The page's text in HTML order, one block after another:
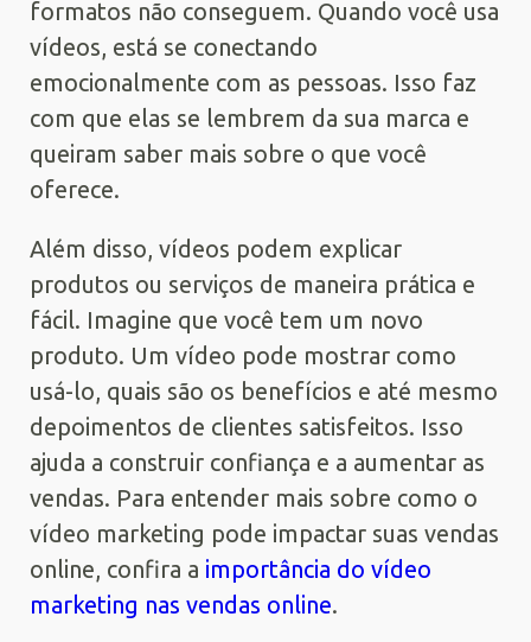
formatos não conseguem. Quando você usa
vídeos, está se conectando
emocionalmente com as pessoas. Isso faz
com que elas se lembrem da sua marca e
queiram saber mais sobre o que você
oferece.
Além disso, vídeos podem explicar
produtos ou serviços de maneira prática e
fácil. Imagine que você tem um novo
produto. Um vídeo pode mostrar como
usá-lo, quais são os benefícios e até mesmo
depoimentos de clientes satisfeitos. Isso
ajuda a construir confiança e a aumentar as
vendas. Para entender mais sobre como o
vídeo marketing pode impactar suas vendas
online, confira a importância do vídeo
marketing nas vendas online.